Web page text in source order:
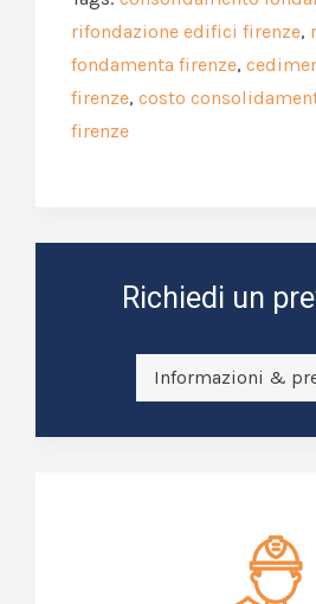
rifondazione edifici firenze,
fondamenta firenze,
firenze, costo
firenze
Richiedi un
Informazioni &